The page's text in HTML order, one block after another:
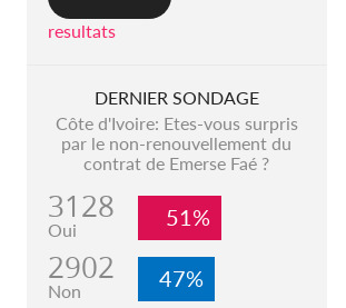
resultats
DERNIER SONDAGE
Côte d'Ivoire: Etes-vous surpris
par le non-renouvellement du
contrat de Emerse Faé ?
3128
Oui 51%
2902
Non 47%